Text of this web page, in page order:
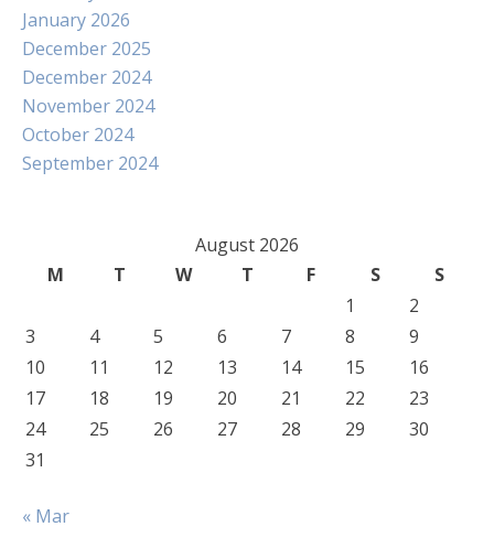
January 2026
December 2025
December 2024
November 2024
October 2024
September 2024
August 2026
M
T W T F S
S
1
2
3
4 5 6 7 8
9
10
11 12 13 14 15
16
17
18 19 20 21 22
23
24
25 26 27 28 29
30
31
« Mar